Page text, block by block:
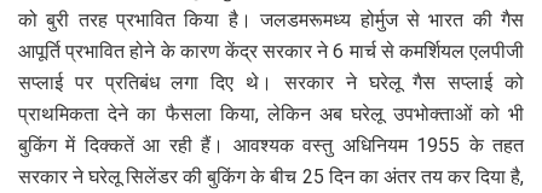
को बुरी तरह प्रभावित किया है। जलडमरूमध्य होर्मुज से भारत की गैस
आपूर्ति प्रभावित होने के कारण केंद्र सरकार ने 6 मार्च से कमर्शियल एलपीजी
सप्लाई पर प्रतिबंध लगा दिए थे। सरकार ने घरेलू गैस सप्लाई को
प्राथमिकता देने का फैसला किया, लेकिन अब घरेलू उपभोक्ताओं को भी
बुकिंग में दिक्कतें आ रही हैं। आवश्यक वस्तु अधिनियम 1955 के तहत
सरकार ने घरेलू सिलेंडर की बुकिंग के बीच 25 दिन का अंतर तय कर दिया है,